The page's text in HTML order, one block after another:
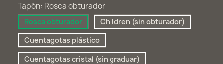
Tapón: Rosca obturador
Rosca obturador
Children (sin obturador)
Cuentagotas plástico
Cuentagotas cristal (sin graduar)